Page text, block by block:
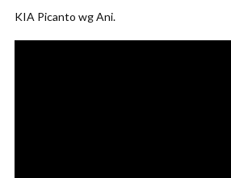
KIA Picanto wg Ani.